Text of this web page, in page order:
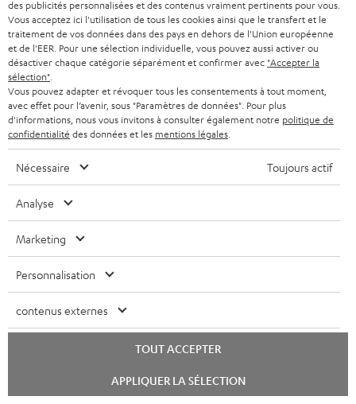
Livraison
La livraison des Teufel MOVE 2 n’a pas nécessairement lieu en même
temps que celle du produit que ces écouteurs accompagnent.
chat
des publicités personnalisées et des contenus vraiment pertinents pour vous.
Vous acceptez ici l'utilisation de tous les cookies ainsi que le transfert et le
traitement de vos données dans des pays en dehors de l'Union européenne
et de l'EER. Pour une sélection individuelle, vous pouvez aussi activer ou
désactiver chaque catégorie séparément et confirmer avec "Accepter la
sélection"
Vous pouvez adapter et révoquer tous les consentements à tout moment,
avec effet pour l’avenir, sous "Paramètres de données". Pour plus
d'informations, nous vous invitons à consulter également notre politique de
confidentialité des données et les mentions légales
Nécessaire Toujours actif
Analyse
Marketing
Personnalisation
contenus externes
TOUT ACCEPTER
APPLIQUER LA SÉLECTION